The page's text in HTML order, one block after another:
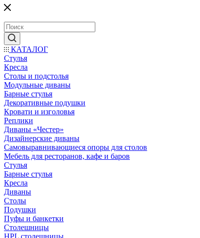
КАТАЛОГ
Стулья
Кресла
Столы и подстолья
Модульные диваны
Барные стулья
Декоративные подушки
Кровати и изголовья
Реплики
Диваны «Честер»
Дизайнерские диваны
Самовыравнивающиеся опоры для столов
Мебель для ресторанов, кафе и баров
Стулья
Барные стулья
Кресла
Диваны
Столы
Подушки
Пуфы и банкетки
Столешницы
HPL столешницы